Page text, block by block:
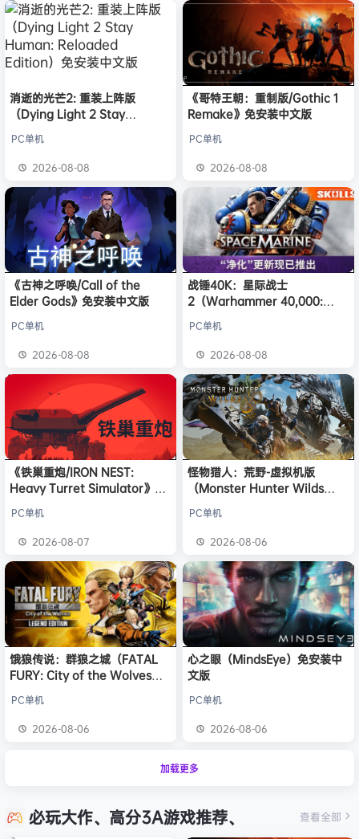
消逝的光芒2: 重装上阵版
（Dying Light 2 Stay
免安装中文版
PC单机
2026-08-08
《哥特王朝：重制版/Gothic 1
Remake》免安装中文版
PC单机
2026-08-08
《古神之呼唤/Call of the
Elder Gods》免安装中文版
PC单机
2026-08-08
战锤40K：星际战士
2（Warhammer 40,000:
版
PC单机
2026-08-08
《铁巢重炮/IRON NEST:
Heavy Turret Simulator》免
PC单机
2026-08-07
怪物猎人：荒野-虚拟机版
（Monster Hunter Wilds
PC单机
2026-08-06
饿狼传说：群狼之城（FATAL
FURY: City of the Wolves）
PC单机
2026-08-06
心之眼（MindsEye）免安装中
文版
PC单机
2026-08-06
加载更多
必玩大作、高分3A游戏推荐、 查看全部